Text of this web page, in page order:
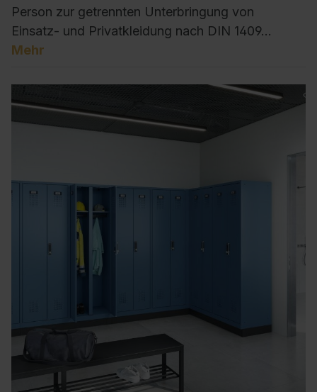
Person zur getrennten Unterbringung von
Einsatz- und Privatkleidung nach DIN 1409…
Mehr